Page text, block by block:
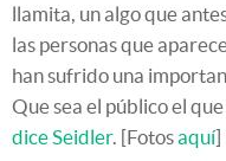
llamita, un algo que
las personas que
han sufrido una
Que sea el público el
dice Seidler. [Fotosaquí]